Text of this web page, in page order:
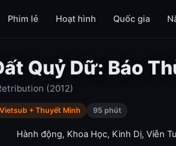
Phim lẻ Hoạt hình Quốc gia
Quỷ Dữ: Báo
(2012)
Vietsub + Thuyết Minh 95 phút
Hành động, Khoa Học, Kinh Dị, Viễn